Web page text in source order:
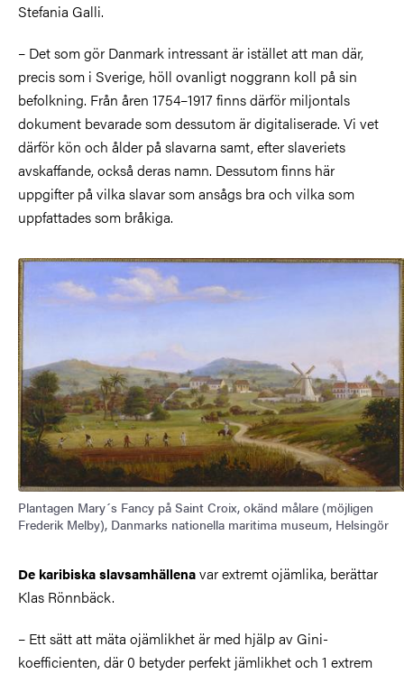
Stefania Galli.
– Det som gör Danmark intressant är istället att man där,
precis som i Sverige, höll ovanligt noggrann koll på sin
befolkning. Från åren 1754–1917 finns därför miljontals
dokument bevarade som dessutom är digitaliserade. Vi vet
därför kön och ålder på slavarna samt, efter slaveriets
avskaffande, också deras namn. Dessutom finns här
uppgifter på vilka slavar som ansågs bra och vilka som
uppfattades som bråkiga.
Bild
Plantagen Mary´s Fancy på Saint Croix, okänd målare (möjligen
Frederik Melby), Danmarks nationella maritima museum, Helsingör
De karibiska slavsamhällenavar extremt ojämlika, berättar
Klas Rönnbäck.
– Ett sätt att mäta ojämlikhet är med hjälp av Gini-
koefficienten, där 0 betyder perfekt jämlikhet och 1 extrem